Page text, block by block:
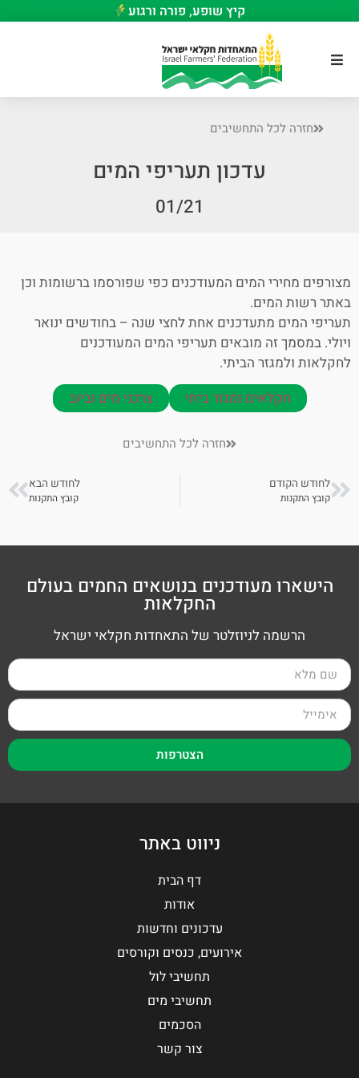
קיץ שופע, פורה ורגוע
חזרה לכל התחשיבים
עדכון תעריפי המים
01/21
מצורפים מחירי המים המעודכנים כפי שפורסמו ברשומות וכן
באתר רשות המים.
תעריפי המים מתעדכנים אחת לחצי שנה – בחודשים ינואר
ויולי. במסמך זה מובאים תעריפי המים המעודכנים
לחקלאות ולמגזר הביתי.
חקלאים ומגזר ביתי
צרכני מים וביוב
חזרה לכל התחשיבים
לחודש הקודם
קובץ התקנות
לחודש הבא
קובץ התקנות
הישארו מעודכנים בנושאים החמים בעולם
החקלאות
הרשמה לניוזלטר של התאחדות חקלאי ישראל
הצטרפות
ניווט באתר
דף הבית
אודות
עדכונים וחדשות
אירועים, כנסים וקורסים
תחשיבי לול
תחשיבי מים
הסכמים
צור קשר